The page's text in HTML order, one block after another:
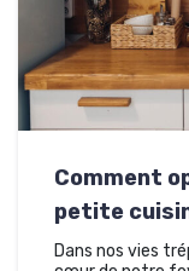
Comment
petite
Dans nos vies